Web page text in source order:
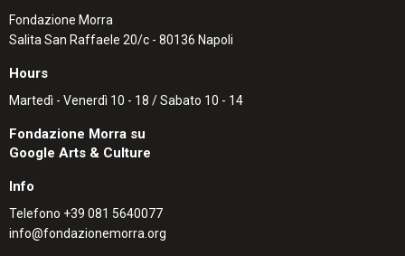
Fondazione Morra
Salita San Raffaele 20/c - 80136 Napoli
Hours
Martedì - Venerdì 10 - 18 / Sabato 10 - 14
Fondazione Morra su
Google Arts & Culture
Info
Telefono +39 081 5640077
info@fondazionemorra.org